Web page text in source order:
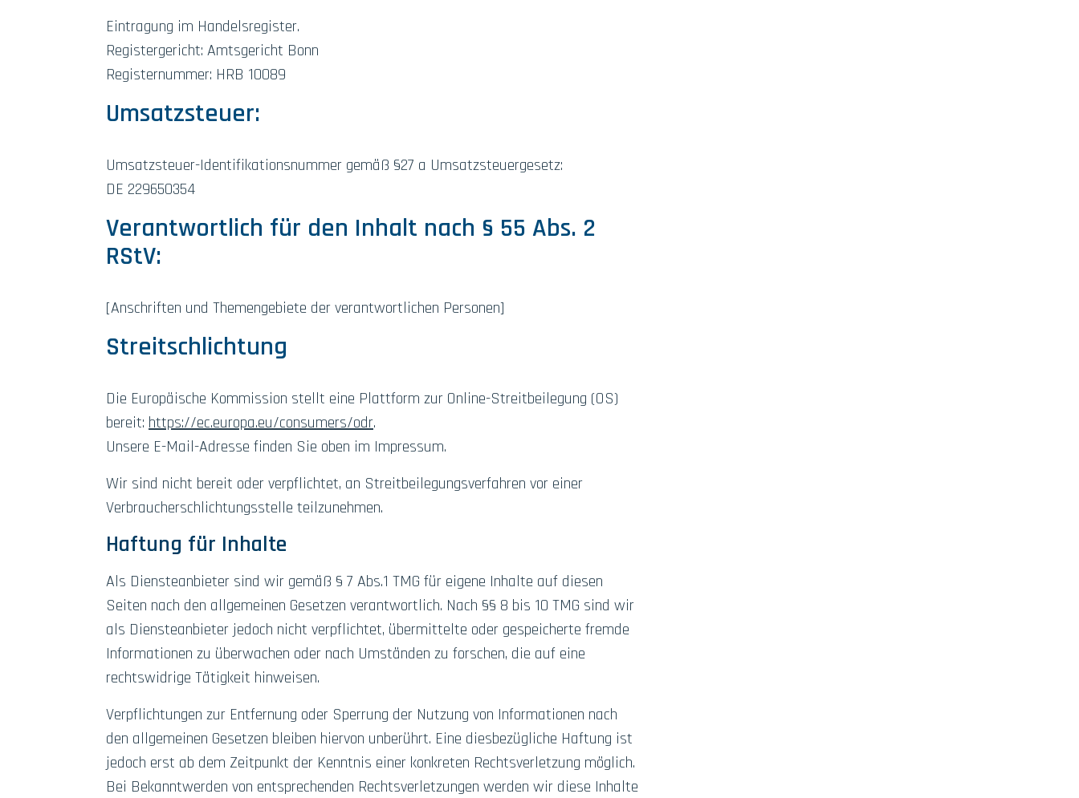
Eintragung im Handelsregister.
Registergericht: Amtsgericht Bonn
Registernummer: HRB 10089
Umsatzsteuer:
Umsatzsteuer-Identifikationsnummer gemäß §27 a Umsatzsteuergesetz:
DE 229650354
Verantwortlich für den Inhalt nach § 55 Abs. 2
RStV:
[Anschriften und Themengebiete der verantwortlichen Personen]
Streitschlichtung
Die Europäische Kommission stellt eine Plattform zur Online-Streitbeilegung (OS)
bereit: https://ec.europa.eu/consumers/odr.
Unsere E-Mail-Adresse finden Sie oben im Impressum.
Wir sind nicht bereit oder verpflichtet, an Streitbeilegungsverfahren vor einer
Verbraucherschlichtungsstelle teilzunehmen.
Haftung für Inhalte
Als Diensteanbieter sind wir gemäß § 7 Abs.1 TMG für eigene Inhalte auf diesen
Seiten nach den allgemeinen Gesetzen verantwortlich. Nach §§ 8 bis 10 TMG sind wir
als Diensteanbieter jedoch nicht verpflichtet, übermittelte oder gespeicherte fremde
Informationen zu überwachen oder nach Umständen zu forschen, die auf eine
rechtswidrige Tätigkeit hinweisen.
Verpflichtungen zur Entfernung oder Sperrung der Nutzung von Informationen nach
den allgemeinen Gesetzen bleiben hiervon unberührt. Eine diesbezügliche Haftung ist
jedoch erst ab dem Zeitpunkt der Kenntnis einer konkreten Rechtsverletzung möglich.
Bei Bekanntwerden von entsprechenden Rechtsverletzungen werden wir diese Inhalte